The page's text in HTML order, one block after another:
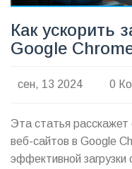
Как ускорить
Google
сен, 13 2024 0
Эта статья расскажет
веб-сайтов в Google
эффективной